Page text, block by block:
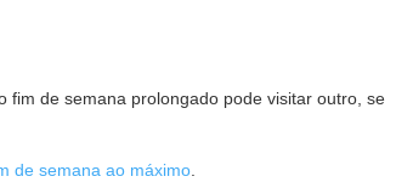
fim de semana prolongado pode visitar outro, se
de semana ao máximo